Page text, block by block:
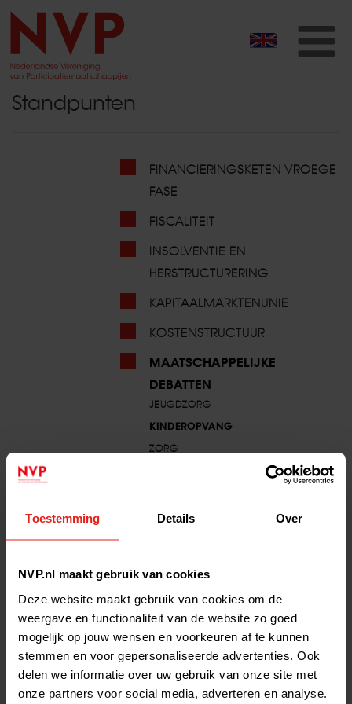
Toestemming Details Over
NVP.nl maakt gebruik van cookies
Deze website maakt gebruik van cookies om de
weergave en functionaliteit van de website zo goed
mogelijk op jouw wensen en voorkeuren af te kunnen
stemmen en voor gepersonaliseerde advertenties. Ook
delen we informatie over uw gebruik van onze site met
onze partners voor social media, adverteren en analyse.
Standpunten
FINANCIERINGSKETEN VROEGE
FASE
FISCALITEIT
INSOLVENTIE EN
HERSTRUCTURERING
KAPITAALMARKTENUNIE
KOSTENSTRUCTUUR
MAATSCHAPPELIJKE
DEBATTEN
JEUGDZORG
KINDEROPVANG
ZORG
TOEZICHT & REGULERING
VEILIGHEID
Kinderopvang
Het ministerie van SZW heeft SEO Economisch Onderzoek
gevraagd om de markt voor kinderopvang in kaart te brengen. Het
onderzoek richt zich primair op de rol van grote
het bijzonder.
Ongeveer 12% van de totale markt was in 2022 in handen van
private equity. Deze ondernemingen scoren relatief goed in het